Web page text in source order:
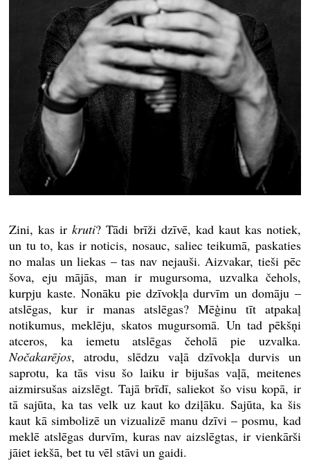
Zini, kas irkruti? Tādi brīži dzīvē, kad kaut kas notiek,
un tu to, kas ir noticis, nosauc, saliec teikumā, paskaties
no malas un liekas – tas nav nejauši. Aizvakar, tieši pēc
šova, eju mājās, man ir mugursoma, uzvalka čehols,
kurpju kaste. Nonāku pie dzīvokļa durvīm un domāju –
atslēgas, kur ir manas atslēgas? Mēģinu tīt atpakaļ
notikumus, meklēju, skatos mugursomā. Un tad pēkšņi
atceros, ka iemetu atslēgas čeholā pie uzvalka.
Nočakarējos, atrodu, slēdzu vaļā dzīvokļa durvis un
saprotu, ka tās visu šo laiku ir bijušas vaļā, meitenes
aizmirsušas aizslēgt. Tajā brīdī, saliekot šo visu kopā, ir
tā sajūta, ka tas velk uz kaut ko dziļāku. Sajūta, ka šis
kaut kā simbolizē un vizualizē manu dzīvi – posmu, kad
meklē atslēgas durvīm, kuras nav aizslēgtas, ir vienkārši
jāiet iekšā, bet tu vēl stāvi un gaidi.